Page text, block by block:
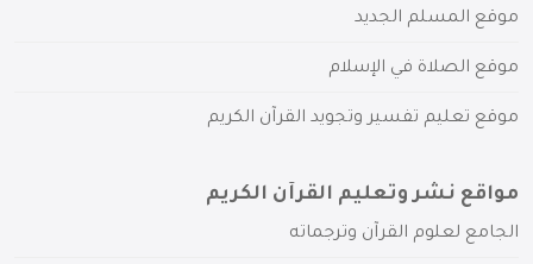
موقع المسلم الجديد
موقع الصلاة في الإسلام
موقع تعليم تفسير وتجويد القرآن الكريم
مواقع نشر وتعليم القرآن الكريم
الجامع لعلوم القرآن وترجماته